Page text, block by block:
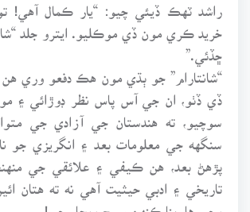
راشد ٽهڪ ڏيئي چيو: “يار ڪمال آهي!
خريد ڪري مون ڏي موڪليو. ايترو جلد
ڇڏئي.”
“شانتارام” جو ٻڌي مون هڪ دفعو وري هن
ڏي ڏٺو، ان جي آس پاس نظر ڊوڙائي ۽
سوچيو، ته هندستان جي آزادي جي
سنگهه جي معلومات بعد ۽ انگريزي جو
پڙهڻ بعد، هن ڪيفي ۽ علائقي جي
تاريخي ۽ ادبي حيثيت آهي نه ته هتان
وڃي ها. بنا ڪنهن سوچ ويچار جي!